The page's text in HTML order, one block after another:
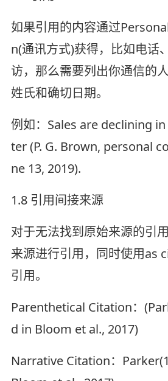
如果引用的内容通过
n(通讯方式)获得，比如电话
访，那么需要列出你通信的
姓氏和确切日期。
例如：Sales are declining
ter (P. G. Brown, personal
ne 13, 2019).
1.8 引用间接来源
对于无法找到原始来源的引
来源进行引用，同时使用as
引用。
Parenthetical Citation：
d in Bloom et al., 2017)
Narrative Citation：